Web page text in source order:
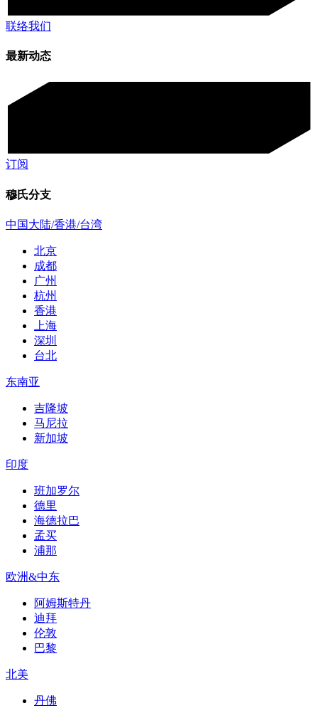
联络我们
最新动态
订阅
穆氏分支
中国大陆/香港/台湾
北京
成都
广州
杭州
香港
上海
深圳
台北
东南亚
吉隆坡
马尼拉
新加坡
印度
班加罗尔
德里
海德拉巴
孟买
浦那
欧洲&中东
阿姆斯特丹
迪拜
伦敦
巴黎
北美
丹佛